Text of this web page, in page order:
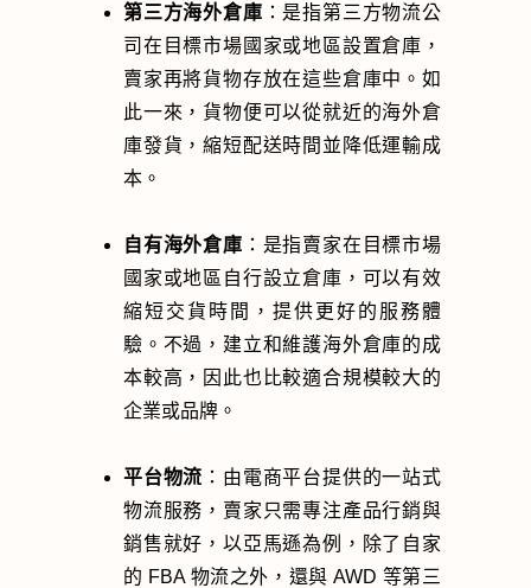
第三方海外倉庫 ：是指第三方物流公
司在目標市場國家或地區設置倉庫，
賣家再將貨物存放在這些倉庫中。如
此一來，貨物便可以從就近的海外倉
庫發貨，縮短配送時間並降低運輸成
本。
自有海外倉庫 ：是指賣家在目標市場
國家或地區自行設立倉庫，可以有效
縮短交貨時間，提供更好的服務體
驗。不過，建立和維護海外倉庫的成
本較高，因此也比較適合規模較大的
企業或品牌。
平台物流 ：由電商平台提供的一站式
物流服務，賣家只需專注產品行銷與
銷售就好，以亞馬遜為例，除了自家
的 FBA 物流之外，還與 AWD 等第三